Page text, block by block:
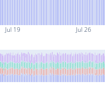
Jul 19 Jul 26